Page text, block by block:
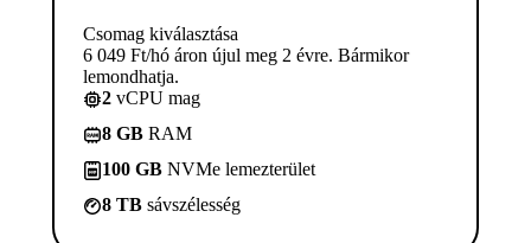
Csomag kiválasztása
6 049 Ft/hó áron újul meg 2 évre. Bármikor
lemondhatja.
2 vCPU mag
8 GB RAM
100 GB NVMe lemezterület
8 TB sávszélesség